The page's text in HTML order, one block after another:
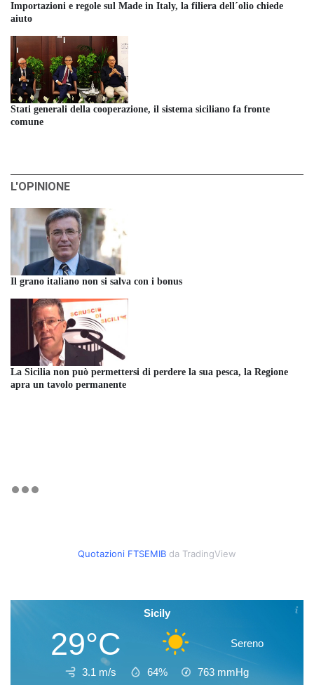
Importazioni e regole sul Made in Italy, la filiera dell´olio chiede
aiuto
Stati generali della cooperazione, il sistema siciliano fa fronte
comune
L'OPINIONE
Il grano italiano non si salva con i bonus
La Sicilia non può permettersi di perdere la sua pesca, la Regione
apra un tavolo permanente
Quotazioni FTSEMIB da TradingView
Sicily
29°C Sereno
3.1 m/s 64% 763 mmHg